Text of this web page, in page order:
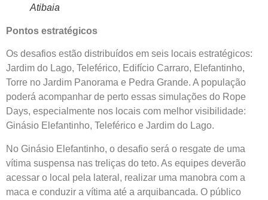
Atibaia
Pontos estratégicos
Os desafios estão distribuídos em seis locais estratégicos:
Jardim do Lago, Teleférico, Edifício Carraro, Elefantinho,
Torre no Jardim Panorama e Pedra Grande. A população
poderá acompanhar de perto essas simulações do Rope
Days, especialmente nos locais com melhor visibilidade:
Ginásio Elefantinho, Teleférico e Jardim do Lago.
No Ginásio Elefantinho, o desafio será o resgate de uma
vítima suspensa nas treliças do teto. As equipes deverão
acessar o local pela lateral, realizar uma manobra com a
maca e conduzir a vítima até a arquibancada. O público